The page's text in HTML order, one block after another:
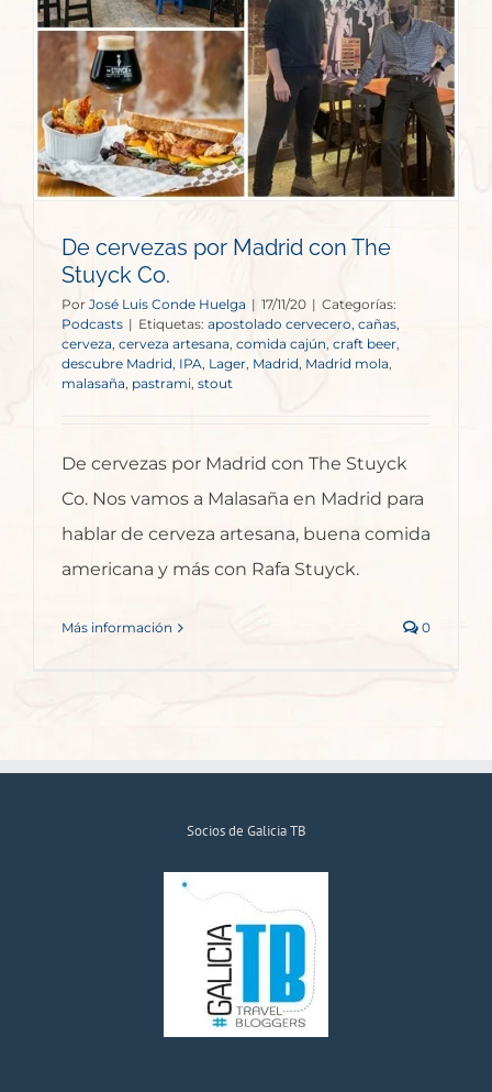
De cervezas por Madrid con The
Stuyck Co.
Por José Luis Conde Huelga | 17/11/20 | Categorías:
Podcasts | Etiquetas: apostolado cervecero, cañas,
cerveza, cerveza artesana, comida cajún, craft beer,
descubre Madrid, IPA, Lager, Madrid, Madrid mola,
malasaña, pastrami, stout
De cervezas por Madrid con The Stuyck
Co. Nos vamos a Malasaña en Madrid para
hablar de cerveza artesana, buena comida
americana y más con Rafa Stuyck.
Más información 0
Socios de Galicia TB